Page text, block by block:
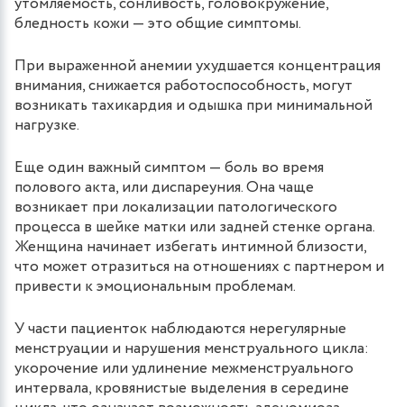
бледность кожи — это общие симптомы.
При выраженной анемии ухудшается концентрация
внимания, снижается работоспособность, могут
возникать тахикардия и одышка при минимальной
нагрузке.
Еще один важный симптом — боль во время
полового акта, или диспареуния. Она чаще
возникает при локализации патологического
процесса в шейке матки или задней стенке органа.
Женщина начинает избегать интимной близости,
что может отразиться на отношениях с партнером и
привести к эмоциональным проблемам.
У части пациенток наблюдаются нерегулярные
менструации и нарушения менструального цикла:
укорочение или удлинение межменструального
интервала, кровянистые выделения в середине